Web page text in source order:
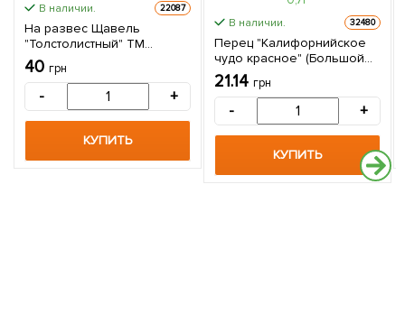
В наличии. 22087
На развес Щавель
"Толстолистный" ТМ
"Весна" цена за 6г
40 грн
- +
КУПИТЬ
В наличии. 32480
Перец "Калифорнийское
чудо красное" (Большой
пакет) ТМ "Весна" 0,7г
21.14 грн
- +
КУПИТЬ